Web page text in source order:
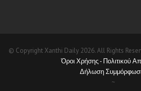
© Copyright Xanthi Daily 2026. All Rights
Όροι Χρήσης - Πολιτικού
Δήλωση
~